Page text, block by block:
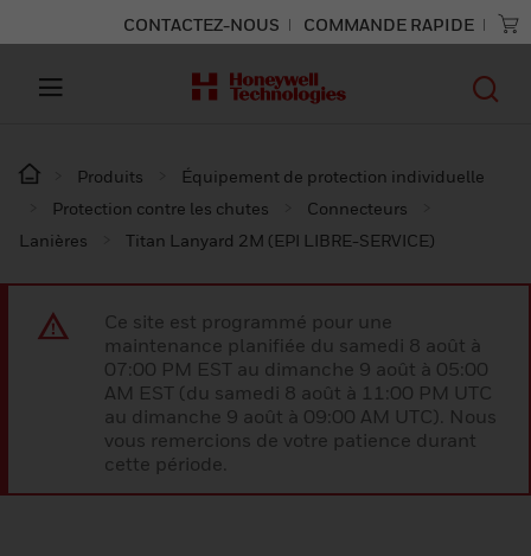
CONTACTEZ-NOUS COMMANDE RAPIDE
Produits
Équipement de protection individuelle
Protection contre les chutes
Connecteurs
Lanières
Titan Lanyard 2M (EPI LIBRE-SERVICE)
Ce site est programmé pour une
maintenance planifiée du samedi 8 août à
07:00 PM EST au dimanche 9 août à 05:00
AM EST (du samedi 8 août à 11:00 PM UTC
au dimanche 9 août à 09:00 AM UTC). Nous
vous remercions de votre patience durant
cette période.